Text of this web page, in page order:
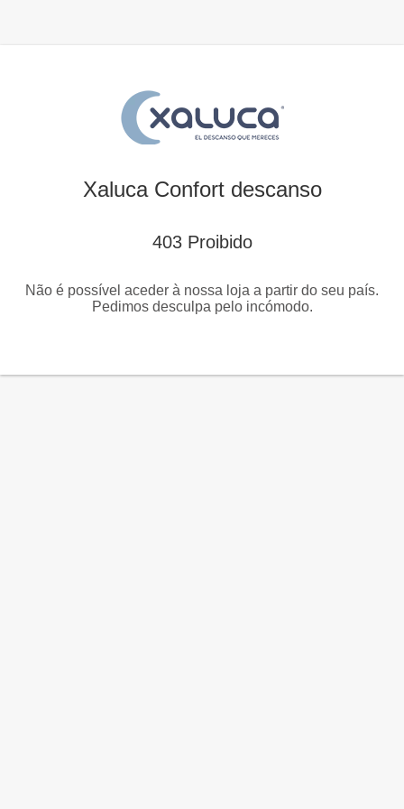
Xaluca Confort descanso
403 Proibido
Não é possível aceder à nossa loja a partir do seu país.
Pedimos desculpa pelo incómodo.